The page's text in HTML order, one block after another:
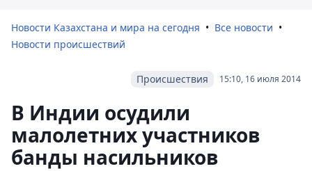
Новости Казахстана и мира на сегодня
Все новости
Новости происшествий
15:10, 16 июля 2014
Происшествия
В Индии осудили
малолетних участников
банды насильников